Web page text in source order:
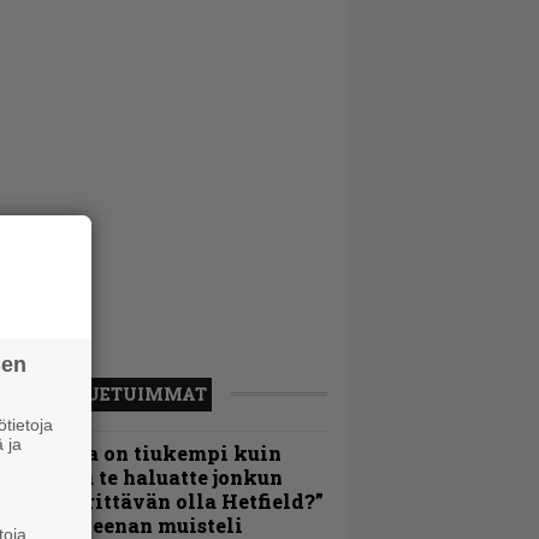
LUETUIMMAT
on tiukempi kuin
ja te haluatte jonkun
yrittävän olla Hetfield?”
Keenan muisteli
ja